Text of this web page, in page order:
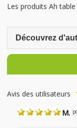
Les produits Ah
Avis des utilisateurs
M.